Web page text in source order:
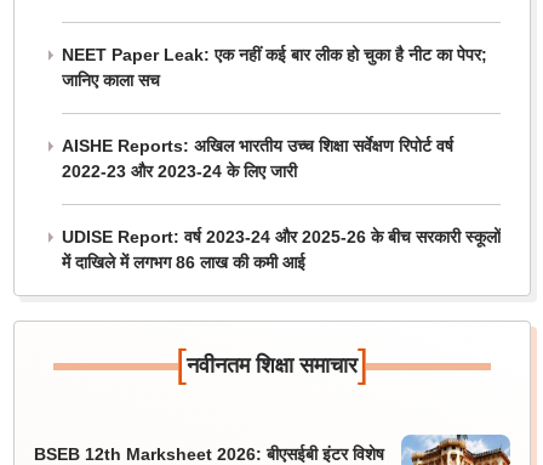
NEET Paper Leak: एक नहीं कई बार लीक हो चुका है नीट का पेपर;
जानिए काला सच
AISHE Reports: अखिल भारतीय उच्च शिक्षा सर्वेक्षण रिपोर्ट वर्ष
2022-23 और 2023-24 के लिए जारी
UDISE Report: वर्ष 2023-24 और 2025-26 के बीच सरकारी स्कूलों
में दाखिले में लगभग 86 लाख की कमी आई
[नवीनतम शिक्षा समाचार]
BSEB 12th Marksheet 2026: बीएसईबी इंटर विशेष